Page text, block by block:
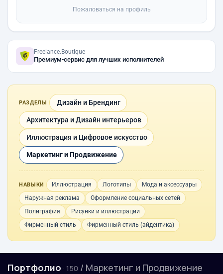
Пожаловаться на профиль
Freelance.Boutique
Премиум-сервис для лучших исполнителей
РАЗДЕЛЫ Дизайн и Брендинг
Архитектура и Дизайн интерьеров
Иллюстрация и Цифровое искусство
Маркетинг и Продвижение
НАВЫКИ Иллюстрация Логотипы
Мода и аксессуары
Наружная реклама
Оформление социальных сетей
Полиграфия
Рисунки и иллюстрации
Фирменный стиль
Фирменный стиль (айдентика)
Портфолио · 150 / Маркетинг и Продвижение